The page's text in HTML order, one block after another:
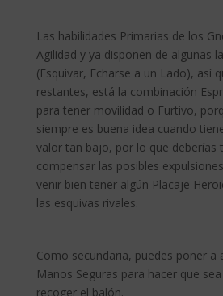
Las habilidades Primarias de los
Agilidad y ya disponen de algunas
(Esquivar, Echarse a un Lado), así
restantes, está la combinación
para tener movilidad o Furtivo,
siempre es buena idea cuando
valor tan bajo, por lo que deberías
compensar las posibles
venir bien tener algún Placaje
las esquivas rivales.
Como secundaria, puedes poner a
Manos Seguras para hacer que
recoger el balón.